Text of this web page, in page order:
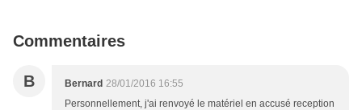
Commentaires
B Bernard 28/01/2016 16:55
Personnellement, j'ai renvoyé le matériel en accusé reception